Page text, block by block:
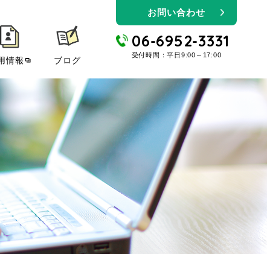
情報 ブログ
お問い合わせ
06-6952-3331
受付時間：平日9:00～17:00